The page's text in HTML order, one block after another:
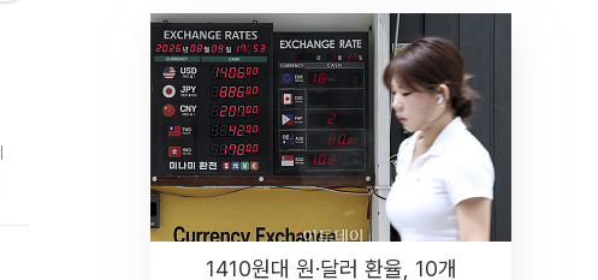
1410원대 원·달러 환율, 10개